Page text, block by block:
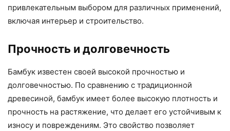
привлекательным выбором для различных применений,
включая интерьер и строительство.
Прочность и долговечность
Бамбук известен своей высокой прочностью и
долговечностью. По сравнению с традиционной
древесиной, бамбук имеет более высокую плотность и
прочность на растяжение, что делает его устойчивым к
износу и повреждениям. Это свойство позволяет